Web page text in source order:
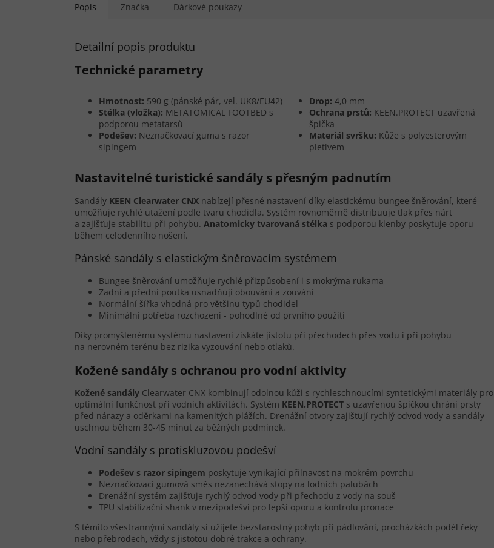
Popis Značka Dárkové poukazy
Detailní popis produktu
Technické parametry
Hmotnost: 590 g (pánské pár, vel. UK8/EU42)
Stélka (vložka): METATOMICAL FOOTBED s
podporou metatarsů
Podešev: Neznačkovací guma s razor
sipingem
Drop: 4,0 mm
Ochrana prstů: KEEN.PROTECT uzavřená
špička
Materiál svršku: Kůže s polyesterovým
pletivem
Nastavitelné turistické sandály s přesným padnutím
Sandály KEEN Clearwater CNX nabízejí přesné nastavení díky elastickému bungee šněrování, které
umožňuje rychlé utažení podle tvaru chodidla. Systém rovnoměrně distribuuje tlak přes nárt
a zajišťuje stabilitu při pohybu. Anatomicky tvarovaná stélka s podporou klenby poskytuje oporu
během celodenního nošení.
Pánské sandály s elastickým šněrovacím systémem
Bungee šněrování umožňuje rychlé přizpůsobení i s mokrýma rukama
Zadní a přední poutka usnadňují obouvání a zouvání
Normální šířka vhodná pro většinu typů chodidel
Minimální potřeba rozchození - pohodlné od prvního použití
Díky promyšlenému systému nastavení získáte jistotu při přechodech přes vodu i při pohybu
na nerovném terénu bez rizika vyzouvání nebo otlaků.
Kožené sandály s ochranou pro vodní aktivity
Kožené sandály Clearwater CNX kombinují odolnou kůži s rychleschnoucími syntetickými materiály pro
optimální funkčnost při vodních aktivitách. Systém KEEN.PROTECT s uzavřenou špičkou chrání prsty
před nárazy a oděrkami na kamenitých plážích. Drenážní otvory zajišťují rychlý odvod vody a sandály
uschnou během 30-45 minut za běžných podmínek.
Vodní sandály s protiskluzovou podešví
Podešev s razor sipingem poskytuje vynikající přilnavost na mokrém povrchu
Neznačkovací gumová směs nezanechává stopy na lodních palubách
Drenážní systém zajišťuje rychlý odvod vody při přechodu z vody na souš
TPU stabilizační shank v mezipodešvi pro lepší oporu a kontrolu pronace
S těmito všestrannými sandály si užijete bezstarostný pohyb při pádlování, procházkách podél řeky
nebo přebrodech, vždy s jistotou dobré trakce a ochrany.